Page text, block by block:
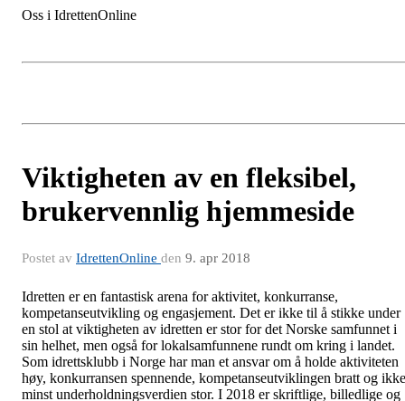
Oss i IdrettenOnline
Viktigheten av en fleksibel,
brukervennlig hjemmeside
Postet av IdrettenOnline den 9. apr 2018
Idretten er en fantastisk arena for aktivitet, konkurranse,
kompetanseutvikling og engasjement. Det er ikke til å stikke under
en stol at viktigheten av idretten er stor for det Norske samfunnet i
sin helhet, men også for lokalsamfunnene rundt om kring i landet.
Som idrettsklubb i Norge har man et ansvar om å holde aktiviteten
høy, konkurransen spennende, kompetanseutviklingen bratt og ikke
minst underholdningsverdien stor. I 2018 er skriftlige, billedlige og